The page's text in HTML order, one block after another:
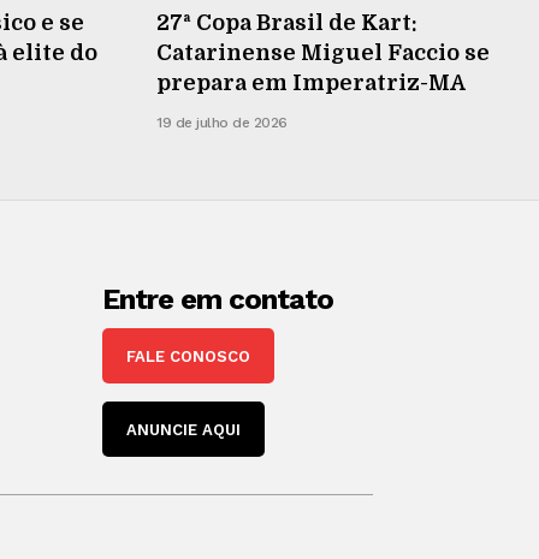
e se
elite do
27ª Copa Brasil de Kart:
Catarinense Miguel Faccio se
prepara em Imperatriz-MA
19 de julho de 2026
Entre em contato
FALE CONOSCO
ANUNCIE AQUI